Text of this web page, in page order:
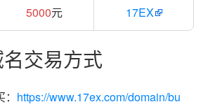
5000元 17EX
交易方式
https://www.17ex.com/domain/bu